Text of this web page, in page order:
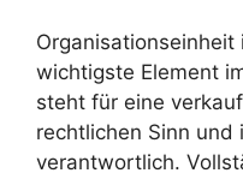
wichtigste Element
steht für eine
rechtlichen Sinn und
verantwortlich.